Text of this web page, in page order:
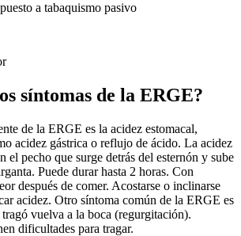
a tabaquismo pasivo
síntomas de la ERGE?
de la ERGE es la acidez estomacal,
acidez gástrica o reflujo de ácido. La acidez
el pecho que surge detrás del esternón y sube
Puede durar hasta 2 horas. Con
después de comer. Acostarse o inclinarse
acidez. Otro síntoma común de la ERGE es
vuelva a la boca (regurgitación).
dificultades para tragar.